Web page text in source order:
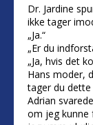
Dr. Jardine
ikke tager
„Ja.“
„Er du
„Ja, hvis det
Hans moder,
tager du dette
Adrian
om jeg kunne